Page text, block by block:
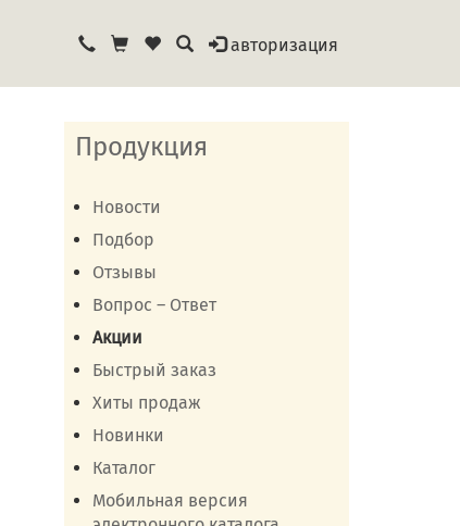
авторизация
Продукция
Новости
Подбор
Отзывы
Вопрос – Ответ
Акции
Быстрый заказ
Хиты продаж
Новинки
Каталог
Мобильная версия